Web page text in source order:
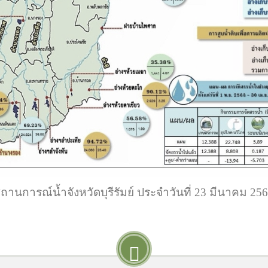
านการณ์น้ำจังหวัดบุรีรัมย์ ประจำวันที่ 23 มีนาคม